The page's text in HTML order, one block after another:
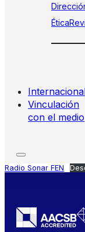
Ética
Vinculación
con el medio
Radio Sonar FEN